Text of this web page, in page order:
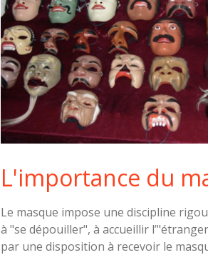
L'importance du
Le masque impose une discipline
à "se dépouiller", à accueillir
par une disposition à recevoir le